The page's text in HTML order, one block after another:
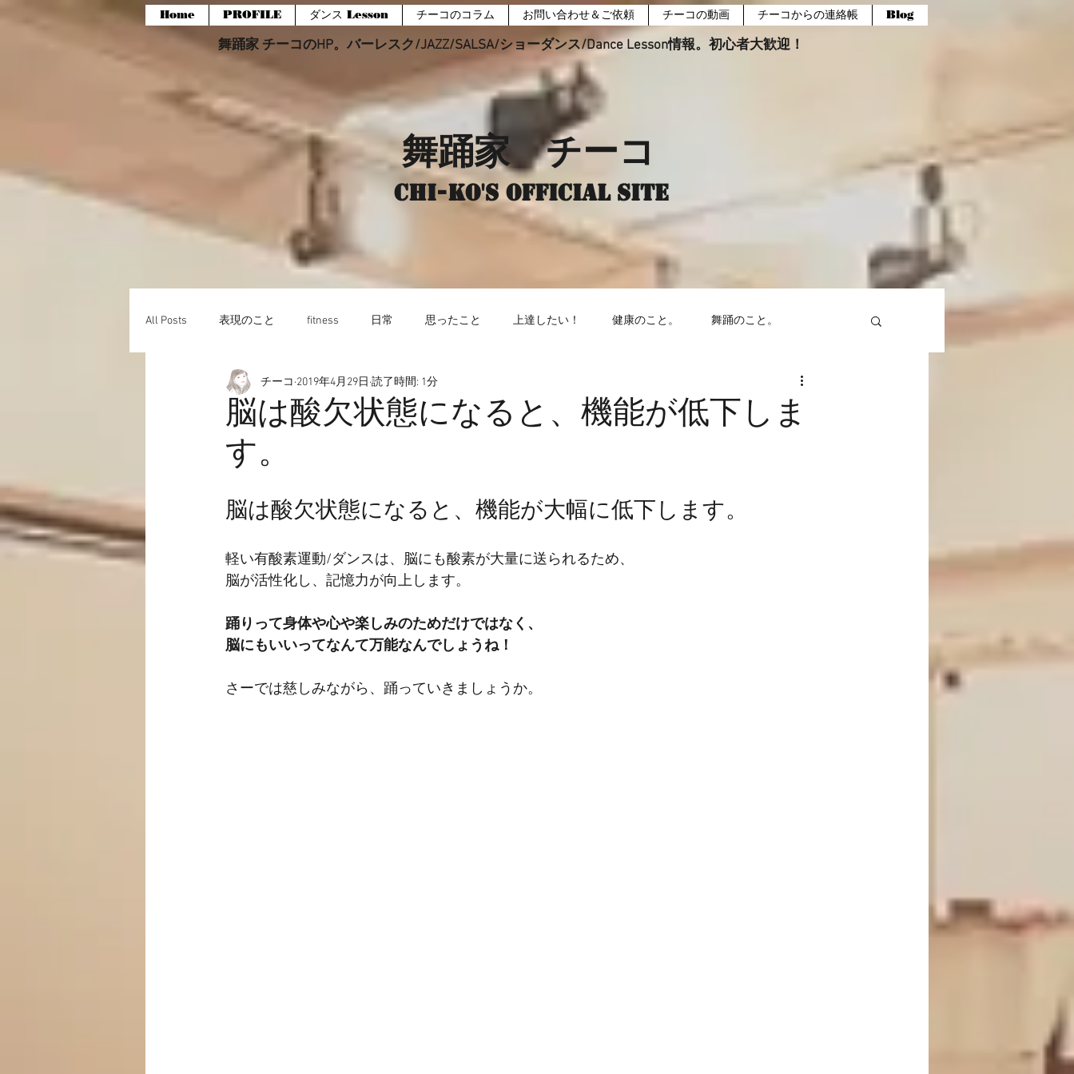
Home PROFILE ダンス Lesson チーコのコラム お問い合わせ＆ご依頼 チーコの動画 チーコからの連絡帳 Blog
舞踊家 チーコのHP。バーレスク/JAZZ/SALSA/ショーダンス/Dance Lesson情報。初心者大歓迎！
舞踊家 チーコ
Chi-ko's Official site
All Posts 表現のこと fitness 日常 思ったこと 上達したい！ 健康のこと。 舞踊のこと。
愉快なこと 動画☆
脳は酸欠状態になると、機能が低下しま
す。
チーコ 2019年4月29日 読了時間: 1分
脳は酸欠状態になると、機能が大幅に低下します。
軽い有酸素運動/ダンスは、脳にも酸素が大量に送られるため、
脳が活性化し、記憶力が向上します。
踊りって身体や心や楽しみのためだけではなく、
脳にもいいってなんて万能なんでしょうね！
さーでは慈しみながら、踊っていきましょうか。